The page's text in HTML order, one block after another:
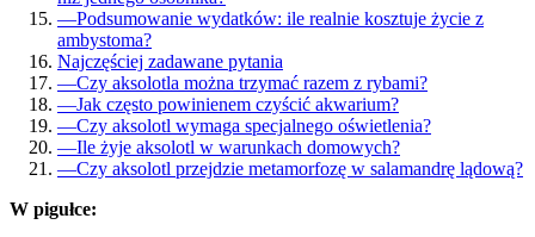
—Podsumowanie wydatków: ile realnie kosztuje życie z
ambystoma?
Najczęściej zadawane pytania
—Czy aksolotla można trzymać razem z rybami?
—Jak często powinienem czyścić akwarium?
—Czy aksolotl wymaga specjalnego oświetlenia?
—Ile żyje aksolotl w warunkach domowych?
—Czy aksolotl przejdzie metamorfozę w salamandrę lądową?
W pigułce: